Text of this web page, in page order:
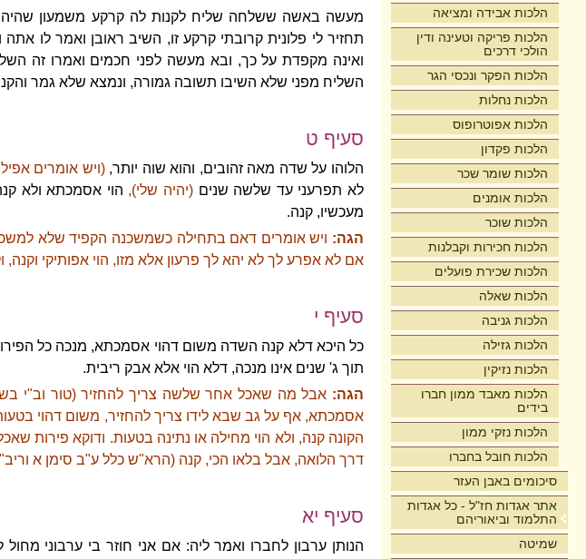
הלכות אבידה ומציאה
הלכות פריקה וטעינה ודין
הולכי דרכים
הלכות הפקר ונכסי הגר
הלכות נחלות
הלכות אפוטרופוס
הלכות פקדון
הלכות שומר שכר
הלכות אומנים
הלכות שוכר
הלכות חכירות וקבלנות
הלכות שכירת פועלים
הלכות שאלה
הלכות גניבה
הלכות גזילה
הלכות נזיקין
הלכות מאבד ממון חברו
בידים
הלכות נזקי ממון
הלכות חובל בחברו
סיכומים באבן העזר
אתר אגדות חז"ל - כל אגדות
התלמוד וביאוריהם
שמיטה
מעשה באשה ששלחה שליח לקנות לה קרקע משמעון שהיה
תחזיר לי פלונית קרובתי קרקע זו, השיב ראובן ואמר לו
ואינה מקפדת על כך, ובא מעשה לפני חכמים ואמרו זה
השליח מפני שלא השיבו תשובה גמורה, ונמצא שלא גמר
סעיף ט
הלוהו על שדה מאה זהובים, והוא שוה יותר,(ויש אומרים
לא תפרעני עד שלשה שנים(יהיה שלי), הוי אסמכתא ולא
מעכשיו, קנה.
הגה: ויש אומרים דאם בתחילה כשמשכנה הקפיד שלא
אם לא אפרע לך לא יהא לך פרעון אלא מזו, הוי אפותיקי וקנה,
סעיף י
כל היכא דלא קנה השדה משום דהוי אסמכתא, מנכה כל
תוך ג' שנים אינו מנכה, דלא הוי אלא אבק ריבית.
הגה: אבל מה שאכל אחר שלשה צריך להחזיר (טור וב"י
אסמכתא, אף על גב שבא לידו צריך להחזיר, משום דהוי
הקונה קנה, ולא הוי מחילה או נתינה בטעות. ודוקא פירות
דרך הלואה, אבל בלאו הכי, קנה (הרא"ש כלל ע"ב סימן א
סעיף יא
הנותן ערבון לחברו ואמר ליה: אם אני חוזר בי ערבוני